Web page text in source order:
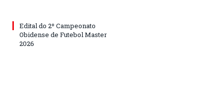
Edital do 2º Campeonato
Obidense de Futebol Master
2026